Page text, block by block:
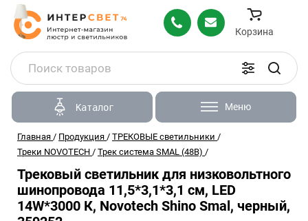
Корзина
Каталог Меню
Главная / Продукция / ТРЕКОВЫЕ светильники /
Треки NOVOTECH / Трек система SMAL (48В) /
Трековый светильник для низковольтного
шинопровода 11,5*3,1*3,1 см, LED
14W*3000 К, Novotech Shino Smal, черный,